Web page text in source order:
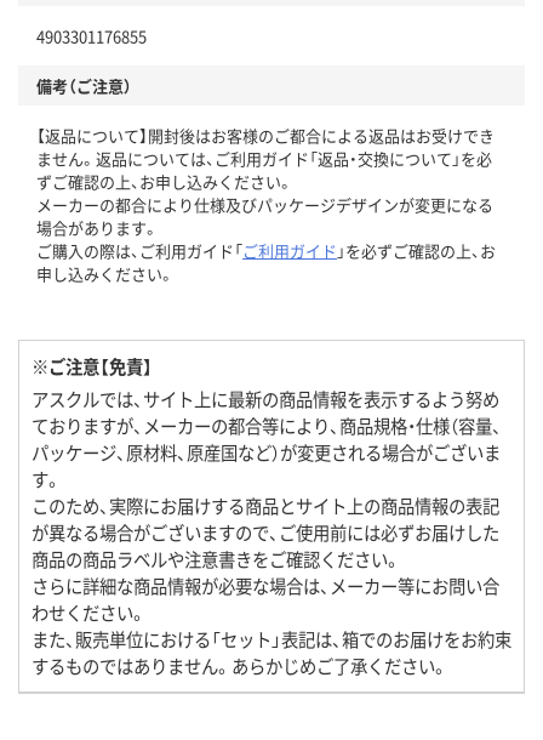
4903301176855
備考（ご注意）
【返品について】開封後はお客様のご都合による返品はお受けでき
ません。返品については、ご利用ガイド「返品・交換について」を必
ずご確認の上、お申し込みください。
メーカーの都合により仕様及びパッケージデザインが変更になる
場合があります。
ご購入の際は、ご利用ガイド「ご利用ガイド 」を必ずご確認の上、お
申し込みください。
※ご注意【免責】
アスクルでは、サイト上に最新の商品情報を表示するよう努め
ておりますが、メーカーの都合等により、商品規格・仕様（容量、
パッケージ、原材料、原産国など）が変更される場合がございま
す。
このため、実際にお届けする商品とサイト上の商品情報の表記
が異なる場合がございますので、ご使用前には必ずお届けした
商品の商品ラベルや注意書きをご確認ください。
さらに詳細な商品情報が必要な場合は、メーカー等にお問い合
わせください。
また、販売単位における「セット」表記は、箱でのお届けをお約束
するものではありません。あらかじめご了承ください。